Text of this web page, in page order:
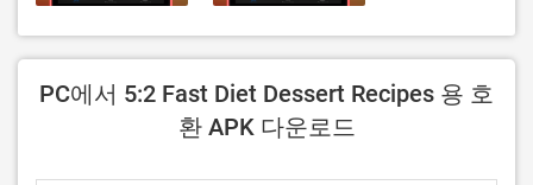
PC에서 5:2 Fast Diet Dessert Recipes 용 호
환 APK 다운로드